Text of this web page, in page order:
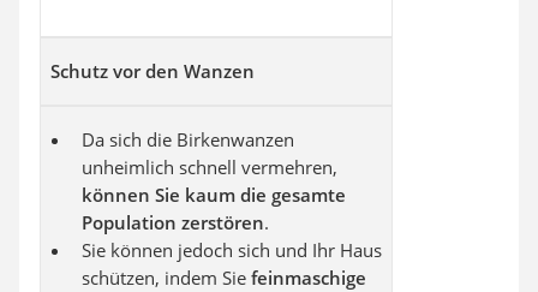
Schutz vor den Wanzen
Da sich die Birkenwanzen
unheimlich schnell vermehren,
können Sie kaum die gesamte
Population zerstören.
Sie können jedoch sich und Ihr Haus
schützen, indem Sie feinmaschige